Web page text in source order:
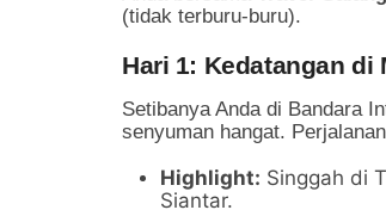
(tidak terburu-buru).
Hari 1: Kedatangan di
Setibanya Anda di Bandara
senyuman hangat.
Highlight: Singgah di
Siantar.